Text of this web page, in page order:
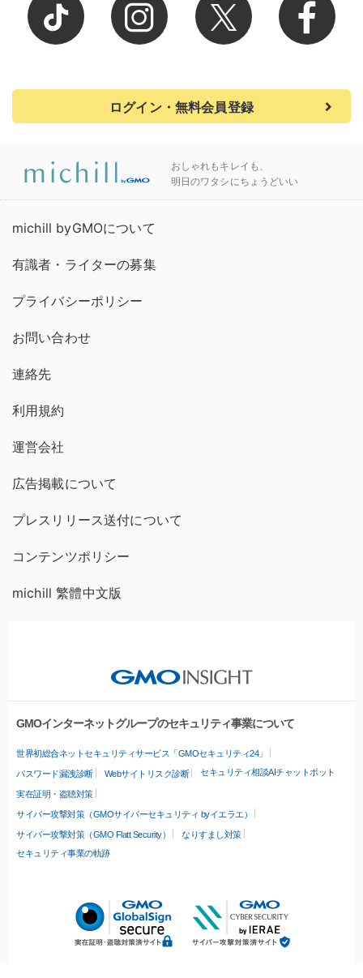
ログイン・無料会員登録
おしゃれもキレイも、
明日のワタシにちょうどいい
michill byGMOについて
有識者・ライターの募集
プライバシーポリシー
お問い合わせ
連絡先
利用規約
運営会社
広告掲載について
プレスリリース送付について
コンテンツポリシー
michill 繁體中文版
GMOインターネットグループのセキュリティ事業について
世界初総合ネットセキュリティサービス「GMOセキュリティ24」
パスワード漏洩診断 Webサイトリスク診断 セキュリティ相談AIチャットボット
実在証明・盗聴対策
サイバー攻撃対策（GMOサイバーセキュリティ byイエラエ）
サイバー攻撃対策（GMO Flatt Security）
なりすまし対策
セキュリティ事業の軌跡